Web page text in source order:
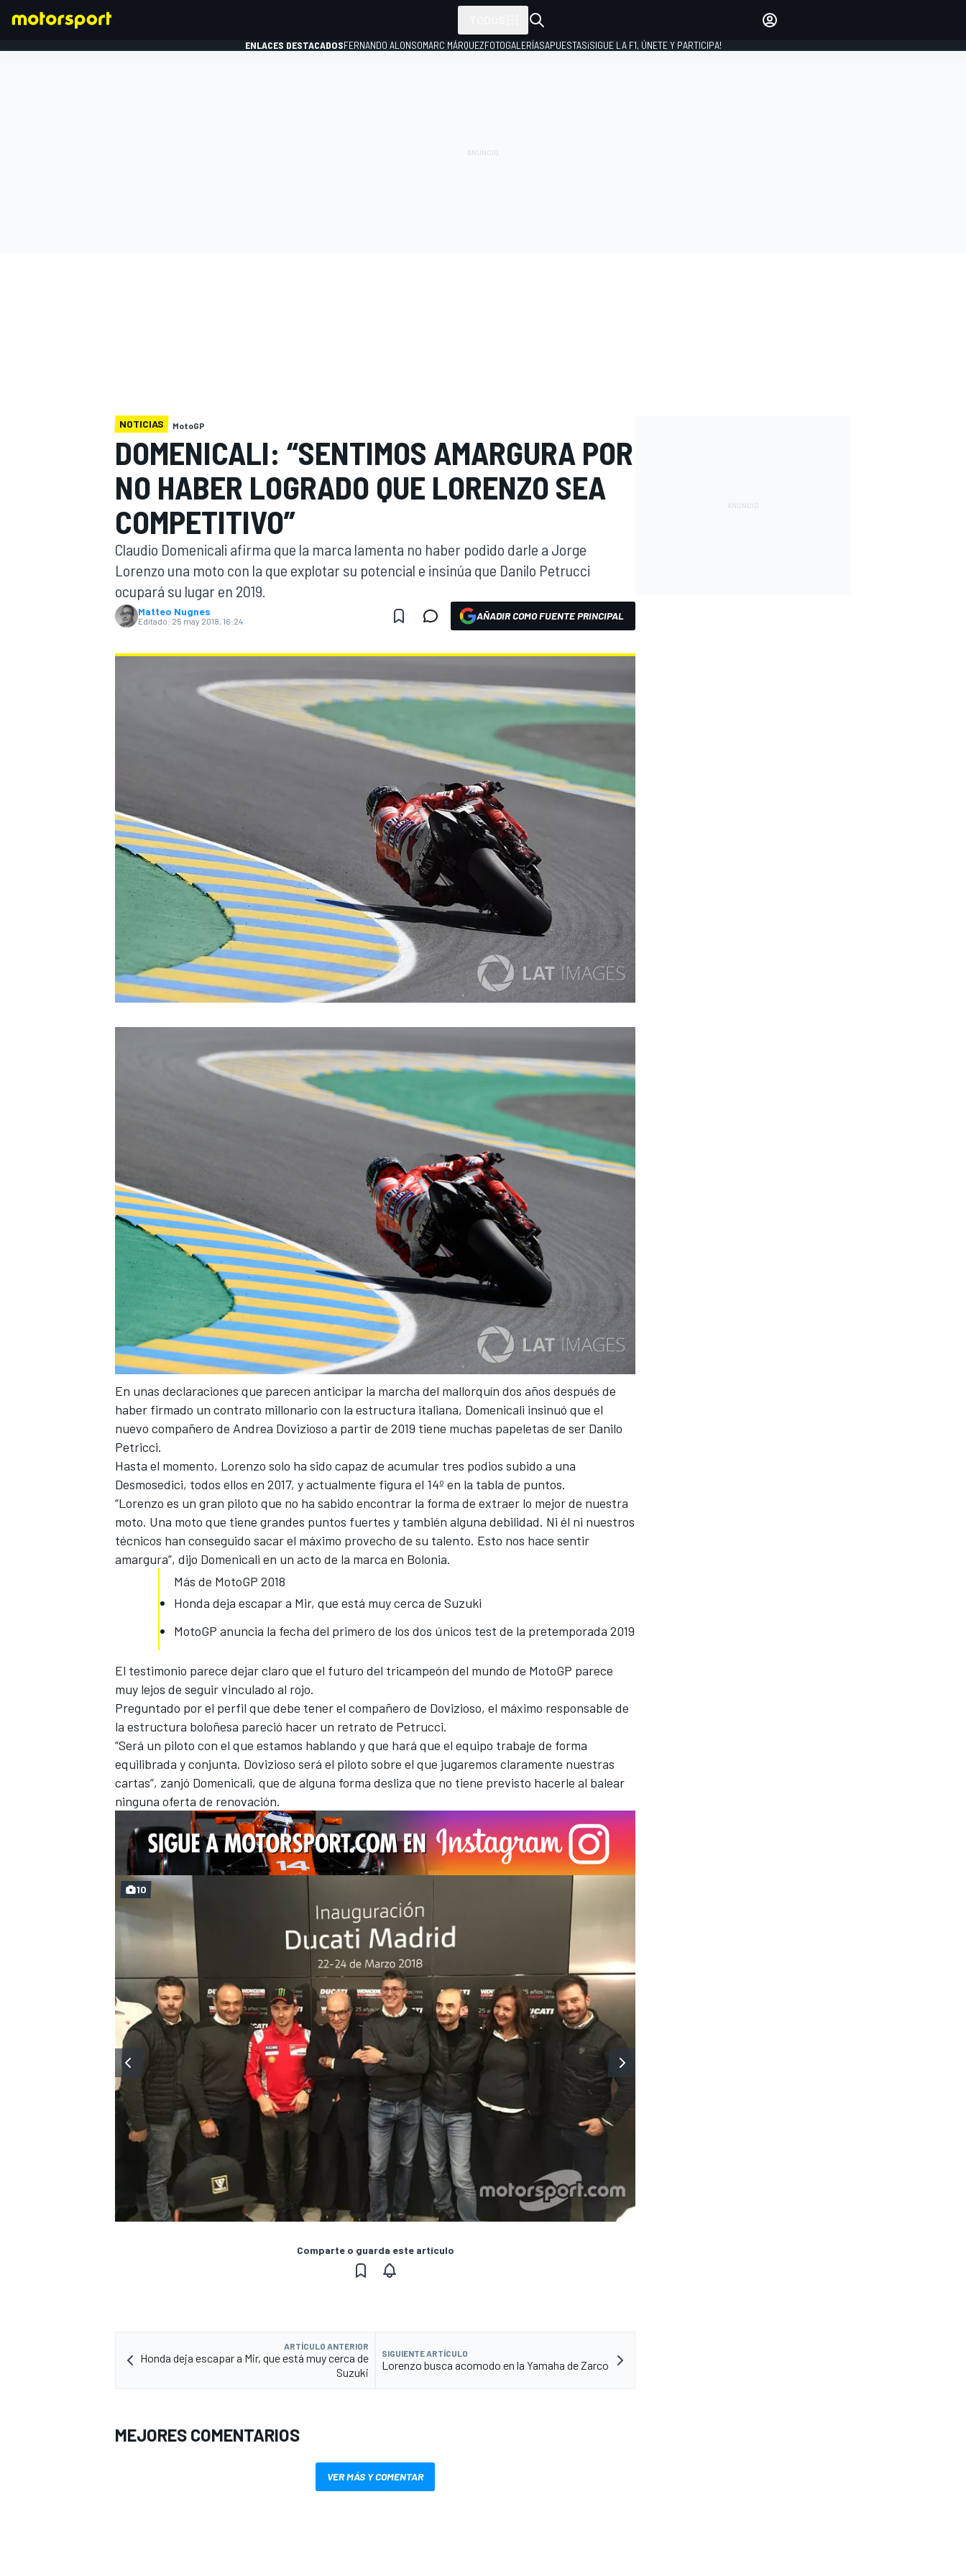
WEC FÓRMULA E
MÁS CATEGORÍAS
ENLACES DESTACADOSFERNANDO ALONSOMARC MÁRQUEZFOTOGALERÍASAPUESTAS¡SIGUE LA F1, ÚNETE Y PARTICIPA!
NOTICIAS MotoGP
DOMENICALI: “SENTIMOS AMARGURA POR
NO HABER LOGRADO QUE LORENZO SEA
COMPETITIVO”
Claudio Domenicali afirma que la marca lamenta no haber podido darle a Jorge
Lorenzo una moto con la que explotar su potencial e insinúa que Danilo Petrucci
ocupará su lugar en 2019.
Matteo Nugnes
Editado: 25 may 2018, 16:24 AÑADIR COMO FUENTE PRINCIPAL
En unas declaraciones que parecen anticipar la marcha del mallorquín dos años después de
haber firmado un contrato millonario con la estructura italiana, Domenicali insinuó que el
nuevo compañero de Andrea Dovizioso a partir de 2019 tiene muchas papeletas de ser Danilo
Petricci.
Hasta el momento, Lorenzo solo ha sido capaz de acumular tres podios subido a una
Desmosedici, todos ellos en 2017, y actualmente figura el 14º en la tabla de puntos.
“Lorenzo es un gran piloto que no ha sabido encontrar la forma de extraer lo mejor de nuestra
moto. Una moto que tiene grandes puntos fuertes y también alguna debilidad. Ni él ni nuestros
técnicos han conseguido sacar el máximo provecho de su talento. Esto nos hace sentir
amargura”, dijo Domenicali en un acto de la marca en Bolonia.
Más de MotoGP 2018
Honda deja escapar a Mir, que está muy cerca de Suzuki
MotoGP anuncia la fecha del primero de los dos únicos test de la pretemporada 2019
El testimonio parece dejar claro que el futuro del tricampeón del mundo de MotoGP parece
muy lejos de seguir vinculado al rojo.
Preguntado por el perfil que debe tener el compañero de Dovizioso, el máximo responsable de
la estructura boloñesa pareció hacer un retrato de Petrucci.
“Será un piloto con el que estamos hablando y que hará que el equipo trabaje de forma
equilibrada y conjunta. Dovizioso será el piloto sobre el que jugaremos claramente nuestras
cartas”, zanjó Domenicali, que de alguna forma desliza que no tiene previsto hacerle al balear
ninguna oferta de renovación.
10
Comparte o guarda este artículo
ARTÍCULO ANTERIOR
Honda deja escapar a Mir, que está muy cerca de
Suzuki
SIGUIENTE ARTÍCULO
Lorenzo busca acomodo en la Yamaha de Zarco
MEJORES COMENTARIOS
VER MÁS Y COMENTAR